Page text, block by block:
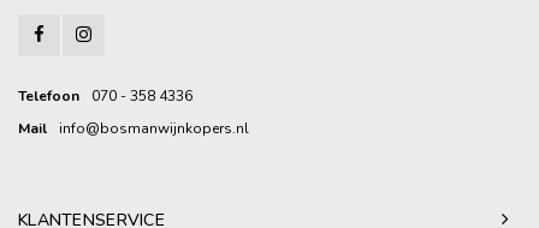
Telefoon
070 - 358 4336
Mail
info@bosmanwijnkopers.nl
KLANTENSERVICE